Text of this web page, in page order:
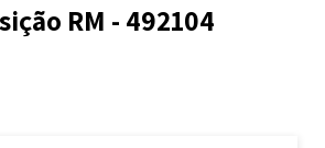
RM - 492104